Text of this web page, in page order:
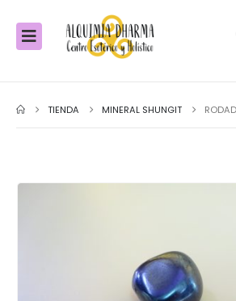
TIENDA MINERAL SHUNGIT